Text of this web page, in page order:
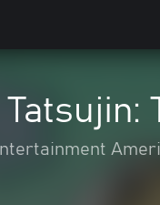
Tatsujin: